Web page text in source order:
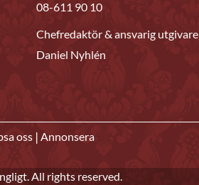
08-611 90 10
Chefredaktör & ansvarig utgivare
Daniel Nyhlén
oss | Annonsera
All rights reserved.